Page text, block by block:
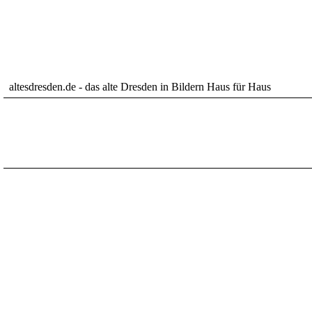
altesdresden.de - das alte Dresden in Bildern Haus für Haus